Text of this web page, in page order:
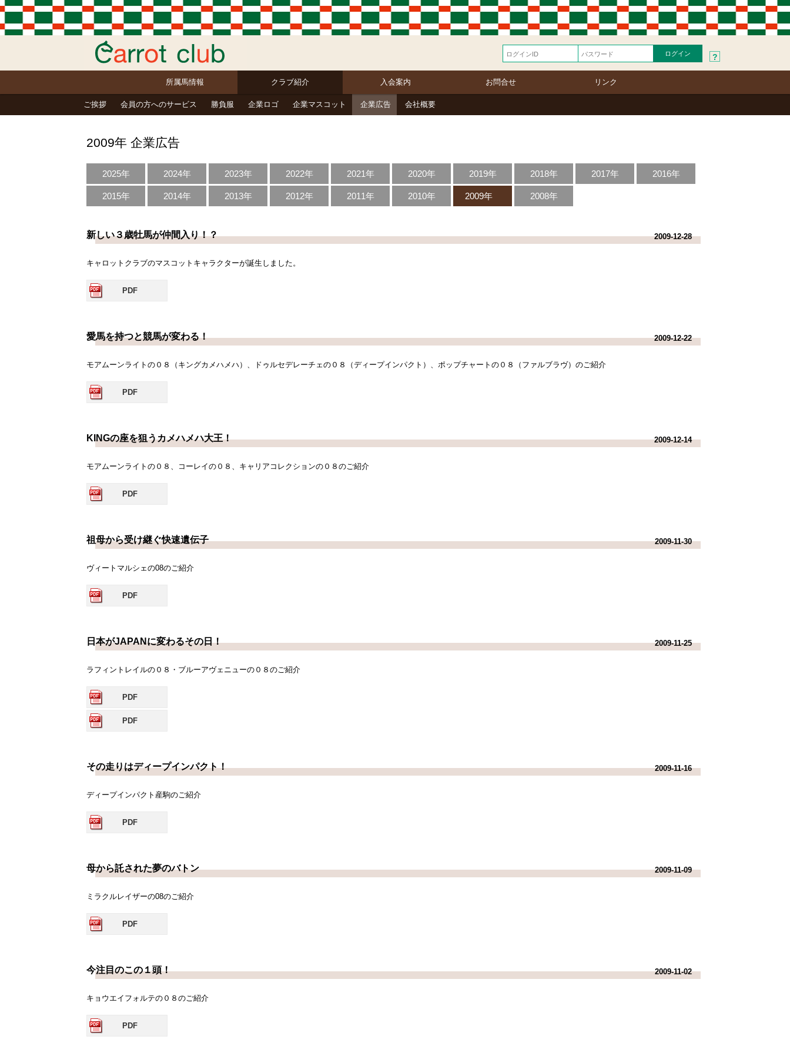
?
所属馬情報 クラブ紹介 入会案内 お問合せ リンク
ご挨拶 会員の方へのサービス 勝負服 企業ロゴ 企業マスコット 企業広告 会社概要
2009年 企業広告
2025年 2024年 2023年 2022年 2021年 2020年 2019年 2018年 2017年 2016年
2015年 2014年 2013年 2012年 2011年 2010年 2009年 2008年
新しい３歳牡馬が仲間入り！？ 2009-12-28
キャロットクラブのマスコットキャラクターが誕生しました。
PDF
愛馬を持つと競馬が変わる！ 2009-12-22
モアムーンライトの０８（キングカメハメハ）、ドゥルセデレーチェの０８（ディープインパクト）、ポップチャートの０８（ファルブラヴ）のご紹介
PDF
KINGの座を狙うカメハメハ大王！ 2009-12-14
モアムーンライトの０８、コーレイの０８、キャリアコレクションの０８のご紹介
PDF
祖母から受け継ぐ快速遺伝子 2009-11-30
ヴィートマルシェの08のご紹介
PDF
日本がJAPANに変わるその日！ 2009-11-25
ラフィントレイルの０８・ブルーアヴェニューの０８のご紹介
PDF
PDF
その走りはディープインパクト！ 2009-11-16
ディープインパクト産駒のご紹介
PDF
母から託された夢のバトン 2009-11-09
ミラクルレイザーの08のご紹介
PDF
今注目のこの１頭！ 2009-11-02
キョウエイフォルテの０８のご紹介
PDF